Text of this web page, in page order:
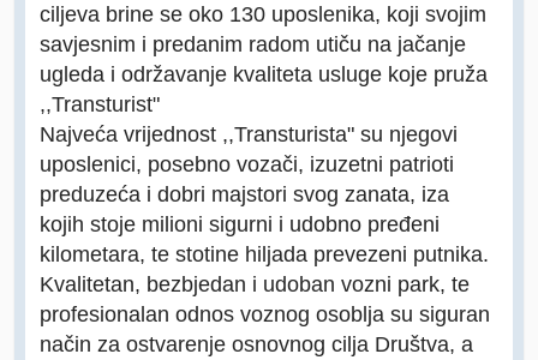
ciljeva brine se oko 130 uposlenika, koji svojim
savjesnim i predanim radom utiču na jačanje
ugleda i održavanje kvaliteta usluge koje pruža
,,Transturist"
Najveća vrijednost ,,Transturista" su njegovi
uposlenici, posebno vozači, izuzetni patrioti
preduzeća i dobri majstori svog zanata, iza
kojih stoje milioni sigurni i udobno pređeni
kilometara, te stotine hiljada prevezeni putnika.
Kvalitetan, bezbjedan i udoban vozni park, te
profesionalan odnos voznog osoblja su siguran
način za ostvarenje osnovnog cilja Društva, a